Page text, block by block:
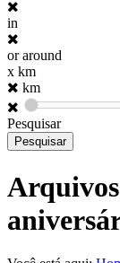
in
or around
x km
km
Pesquisar